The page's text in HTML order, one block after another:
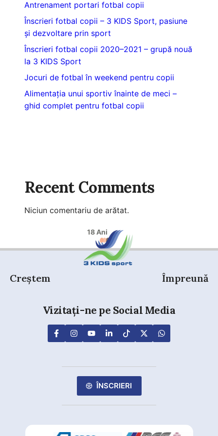
Antrenament portari fotbal copii
Înscrieri fotbal copii – 3 KIDS Sport, pasiune
și dezvoltare prin sport
Înscrieri fotbal copii 2020–2021 – grupă nouă
la 3 KIDS Sport
Jocuri de fotbal în weekend pentru copii
Alimentația unui sportiv înainte de meci –
ghid complet pentru fotbal copii
Recent Comments
Niciun comentariu de arătat.
18 Ani
Creștem Împreună
Vizitați-ne pe Social Media
ÎNSCRIERI